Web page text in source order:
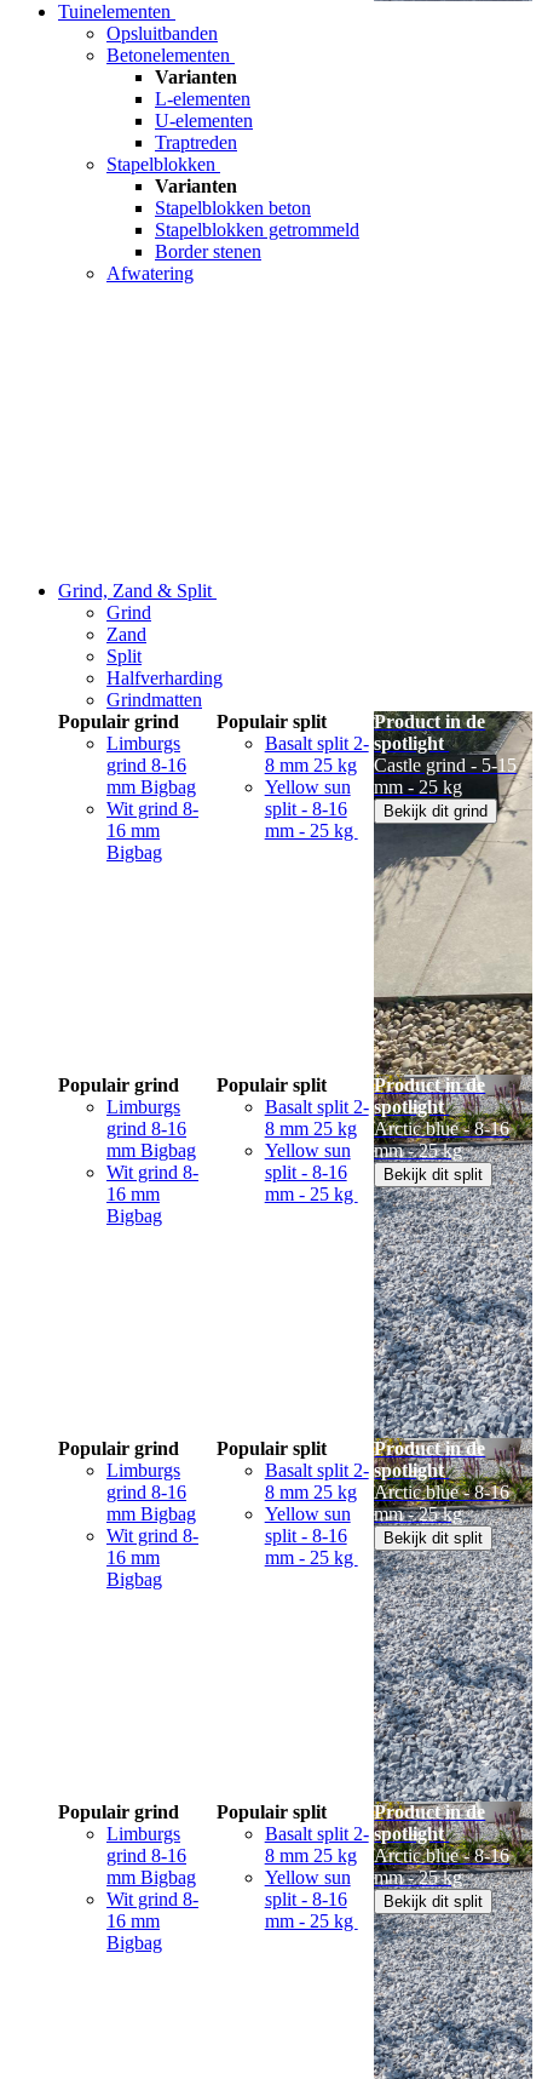
Tuinelementen
Opsluitbanden
Betonelementen
Varianten
L-elementen
U-elementen
Traptreden
Stapelblokken
Varianten
Stapelblokken beton
Stapelblokken getrommeld
Border stenen
Afwatering
Grind, Zand & Split
Grind
Zand
Split
Halfverharding
Grindmatten
Populair grind
Limburgs
grind 8-16
mm Bigbag
Wit grind 8-
16 mm
Bigbag
Populair split
Basalt split 2-
8 mm 25 kg
Yellow sun
split - 8-16
mm - 25 kg
Product in de
spotlight
Castle grind - 5-15
mm - 25 kg
Bekijk dit grind
Populair grind
Limburgs
grind 8-16
mm Bigbag
Wit grind 8-
16 mm
Bigbag
Populair split
Basalt split 2-
8 mm 25 kg
Yellow sun
split - 8-16
mm - 25 kg
Product in de
spotlight
Arctic blue - 8-16
mm - 25 kg
Bekijk dit split
Populair grind
Limburgs
grind 8-16
mm Bigbag
Wit grind 8-
16 mm
Bigbag
Populair split
Basalt split 2-
8 mm 25 kg
Yellow sun
split - 8-16
mm - 25 kg
Product in de
spotlight
Arctic blue - 8-16
mm - 25 kg
Bekijk dit split
Populair grind
Limburgs
grind 8-16
mm Bigbag
Wit grind 8-
16 mm
Bigbag
Populair split
Basalt split 2-
8 mm 25 kg
Yellow sun
split - 8-16
mm - 25 kg
Product in de
spotlight
Arctic blue - 8-16
mm - 25 kg
Bekijk dit split